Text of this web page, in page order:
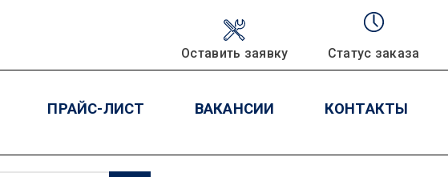
Оставить заявку
Статус заказа
ПРАЙС-ЛИСТ ВАКАНСИИ КОНТАКТЫ